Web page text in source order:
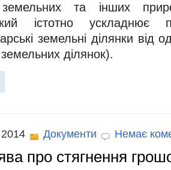
земельних та інших
істотно ускладнює
земельні ділянки від
ділянок).
Документи Немає
про стягнення